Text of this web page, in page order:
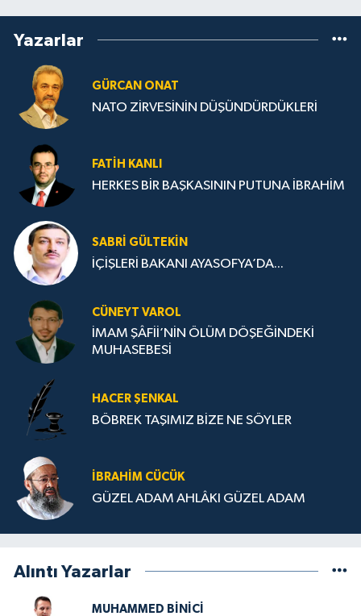
Yazarlar
GÜRCAN ONAT
NATO ZİRVESİNİN DÜŞÜNDÜRDÜKLERİ
FATIH KANLI
HERKES BİR BAŞKASININ PUTUNA İBRAHİM
SABRI GÜLTEKIN
İÇİŞLERİ BAKANI AYASOFYA’DA...
CÜNEYT VAROL
İMAM ŞÂFİİ’NİN ÖLÜM DÖŞEĞİNDEKİ
MUHASEBESİ
HACER ŞENKAL
BÖBREK TAŞIMIZ BİZE NE SÖYLER
İBRAHIM CÜCÜK
GÜZEL ADAM AHLÂKI GÜZEL ADAM
Alıntı Yazarlar
MUHAMMED BINICI